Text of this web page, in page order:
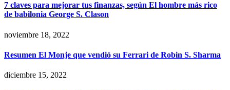
7 claves para mejorar tus finanzas, según El hombre más rico
de babilonia George S. Clason
noviembre 18, 2022
Resumen El Monje que vendió su Ferrari de Robin S. Sharma
diciembre 15, 2022